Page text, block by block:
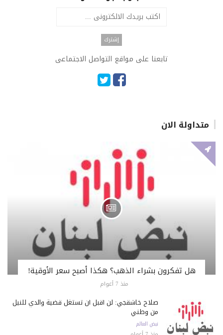
تابعنا على مواقع التواصل الاجتماعى
متداولة الان
هل تفكرون بشراء الذهب؟ هكذا أصبح سعر الأوقية!
منذ 7 أعوام
صلاح خاشقجي: لن أقبل أن تستغل قضية والدي للنيل
من وطني
نبض العالم